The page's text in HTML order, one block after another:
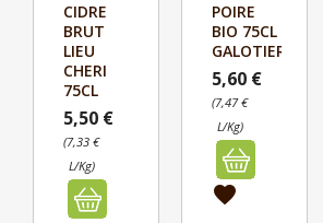

Aperçu
CIDRE
BRUT
LIEU
CHERI
75CL
5,50 €
(7,33 €
L/Kg)

Aperçu
POIRE
BIO 75CL
GALOTIERE
5,60 €
(7,47 €
L/Kg)
favorite